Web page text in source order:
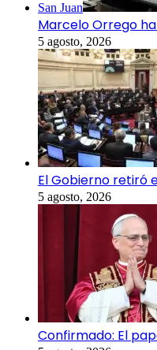
San Juan
Marcelo Orrego
5 agosto, 2026
El Gobierno retiró
5 agosto, 2026
Confirmado: El